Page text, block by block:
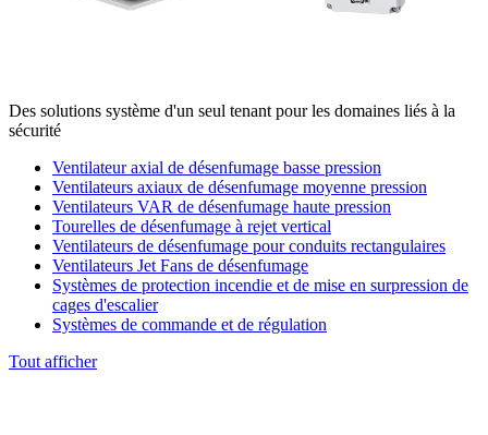
Des solutions système d'un seul tenant pour les domaines liés à la
sécurité
Ventilateur axial de désenfumage basse pression
Ventilateurs axiaux de désenfumage moyenne pression
Ventilateurs VAR de désenfumage haute pression
Tourelles de désenfumage à rejet vertical
Ventilateurs de désenfumage pour conduits rectangulaires
Ventilateurs Jet Fans de désenfumage
Systèmes de protection incendie et de mise en surpression de
cages d'escalier
Systèmes de commande et de régulation
Tout afficher